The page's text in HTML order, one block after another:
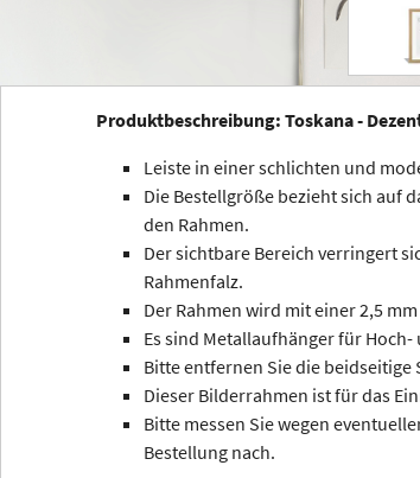
Produktbeschreibung: Toskana -
Leiste in einer schlichten und
Die Bestellgröße bezieht sich auf
den Rahmen.
Der sichtbare Bereich verringert
Rahmenfalz.
Der Rahmen wird mit einer 2,5
Es sind Metallaufhänger für
Bitte entfernen Sie die beidseitige
Dieser Bilderrahmen ist für das
Bitte messen Sie wegen
Bestellung nach.